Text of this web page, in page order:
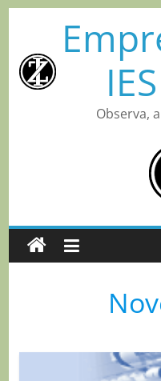
contenido
Observa,